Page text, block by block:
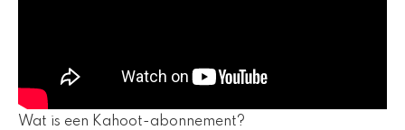
Wat is een Kahoot-abonnement?